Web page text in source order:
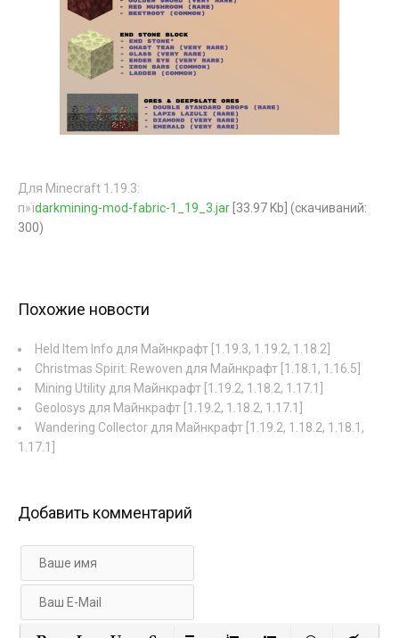
Для Minecraft 1.19.3:
п»їdarkmining-mod-fabric-1_19_3.jar [33.97 Kb] (cкачиваний:
300)
Похожие новости
Held Item Info для Майнкрафт [1.19.3, 1.19.2, 1.18.2]
Christmas Spirit: Rewoven для Майнкрафт [1.18.1, 1.16.5]
Mining Utility для Майнкрафт [1.19.2, 1.18.2, 1.17.1]
Geolosys для Майнкрафт [1.19.2, 1.18.2, 1.17.1]
Wandering Collector для Майнкрафт [1.19.2, 1.18.2, 1.18.1,
1.17.1]
Добавить комментарий